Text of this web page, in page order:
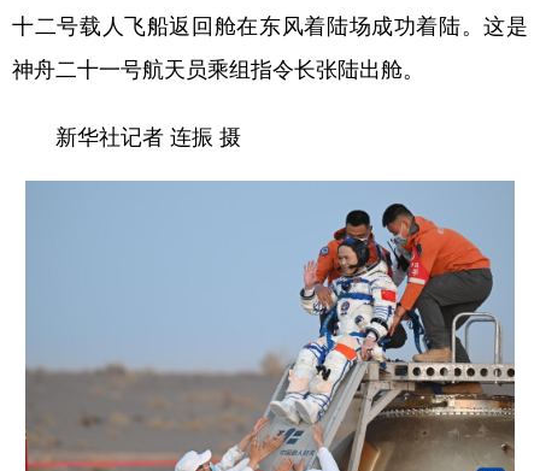
十二号载人飞船返回舱在东风着陆场成功着陆。这是
神舟二十一号航天员乘组指令长张陆出舱。
新华社记者 连振 摄